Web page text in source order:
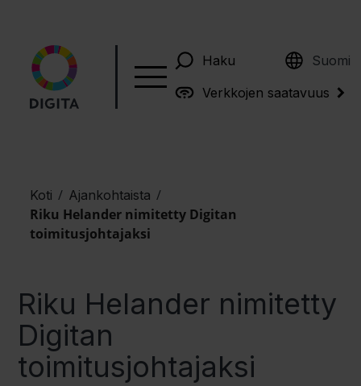
Haku Suomi
English
Verkkojen saatavuus
Koti / Ajankohtaista /
Riku Helander nimitetty Digitan
toimitusjohtajaksi
Riku Helander nimitetty
Digitan
toimitusjohtajaksi